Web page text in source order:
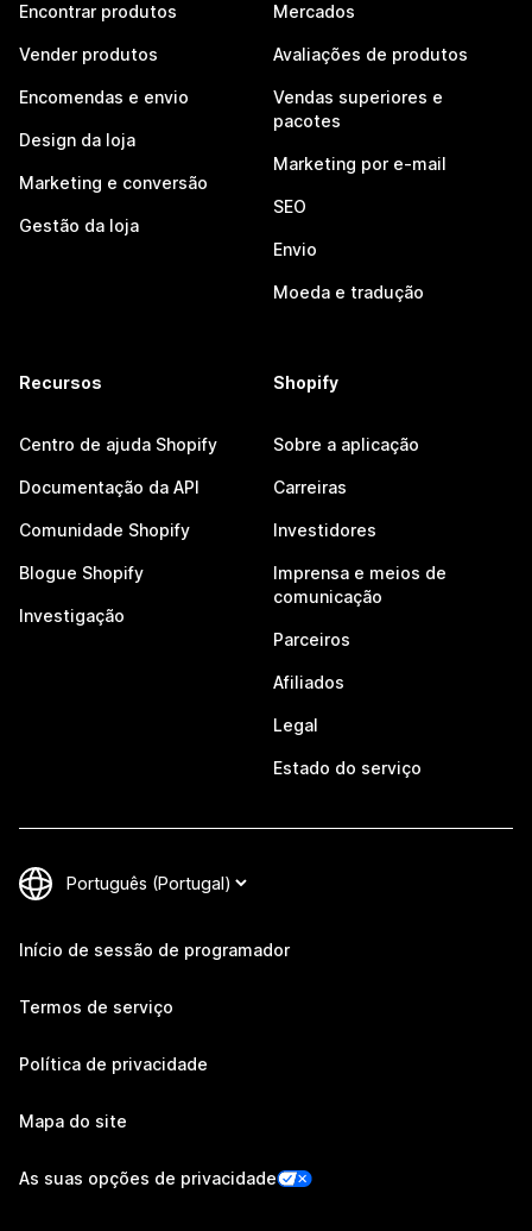
Encontrar produtos
Vender produtos
Encomendas e envio
Design da loja
Marketing e conversão
Gestão da loja
Mercados
Avaliações de produtos
Vendas superiores e
pacotes
Marketing por e-mail
SEO
Envio
Moeda e tradução
Recursos
Centro de ajuda Shopify
Documentação da API
Comunidade Shopify
Blogue Shopify
Investigação
Shopify
Sobre a aplicação
Carreiras
Investidores
Imprensa e meios de
comunicação
Parceiros
Afiliados
Legal
Estado do serviço
Início de sessão de programador
Termos de serviço
Política de privacidade
Mapa do site
As suas opções de privacidade